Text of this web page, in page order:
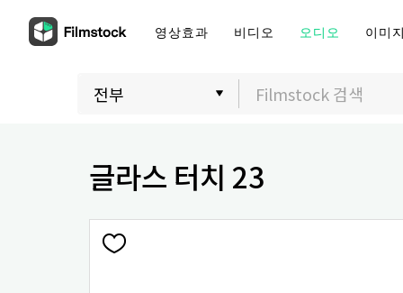
영상효과 비디오 오디오 이미
글라스 터치 23